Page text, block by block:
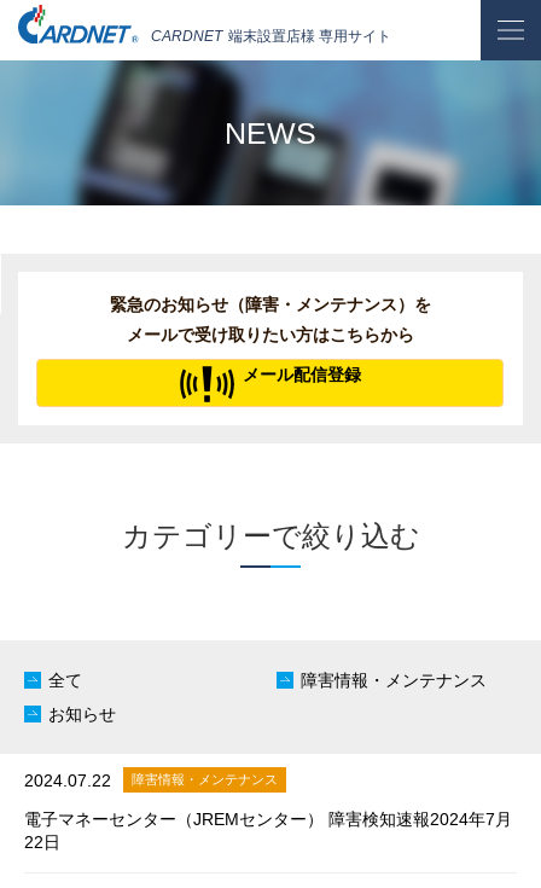
CARDNET 端末設置店様 専用サイト
NEWS
緊急のお知らせ（障害・メンテナンス）を
メールで受け取りたい方はこちらから
メール配信登録
カテゴリーで絞り込む
全て
障害情報・メンテナンス
お知らせ
2024.07.22 障害情報・メンテナンス
電子マネーセンター（JREMセンター） 障害検知速報2024年7月
22日